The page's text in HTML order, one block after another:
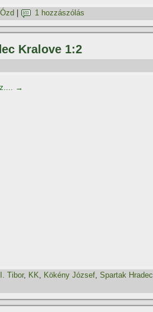
Ózd 1 hozzászólás
Kralove 1:2
→
Tibor, KK, Kökény József, Spartak Hradec